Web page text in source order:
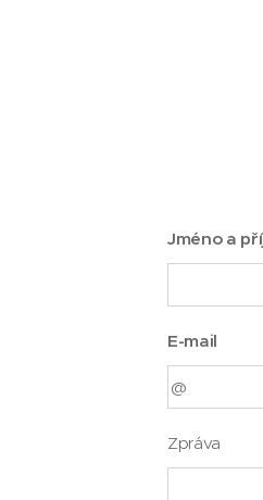
Jméno a
E-mail
Zpráva